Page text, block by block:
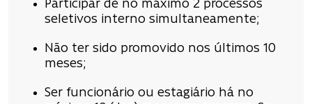
Participar de no máximo 2 processos
seletivos interno simultaneamente;
Não ter sido promovido nos últimos 10
meses;
Ser funcionário ou estagiário há no